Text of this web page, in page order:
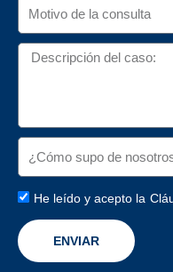
He leído y acepto la
ENVIAR